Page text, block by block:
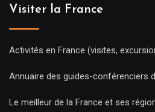
Visiter la France
Activités en France (visites,
Annuaire des guides-conférenciers
Le meilleur de la France et ses